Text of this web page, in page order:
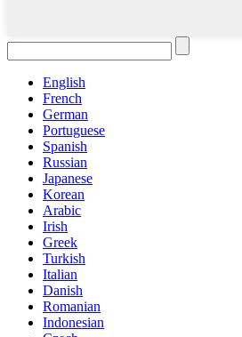
English
French
German
Portuguese
Spanish
Russian
Japanese
Korean
Arabic
Irish
Greek
Turkish
Italian
Danish
Romanian
Indonesian